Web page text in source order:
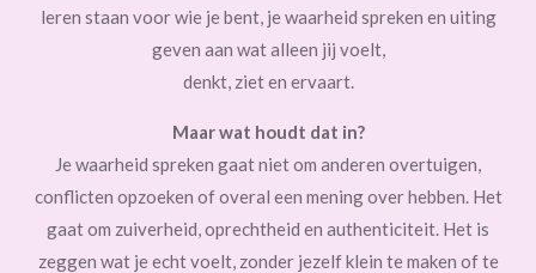
leren staan voor wie je bent, je waarheid spreken en uiting
geven aan wat alleen jij voelt,
denkt, ziet en ervaart.
Maar wat houdt dat in?
Je waarheid spreken gaat niet om anderen overtuigen,
conflicten opzoeken of overal een mening over hebben. Het
gaat om zuiverheid, oprechtheid en authenticiteit. Het is
zeggen wat je echt voelt, zonder jezelf klein te maken of te